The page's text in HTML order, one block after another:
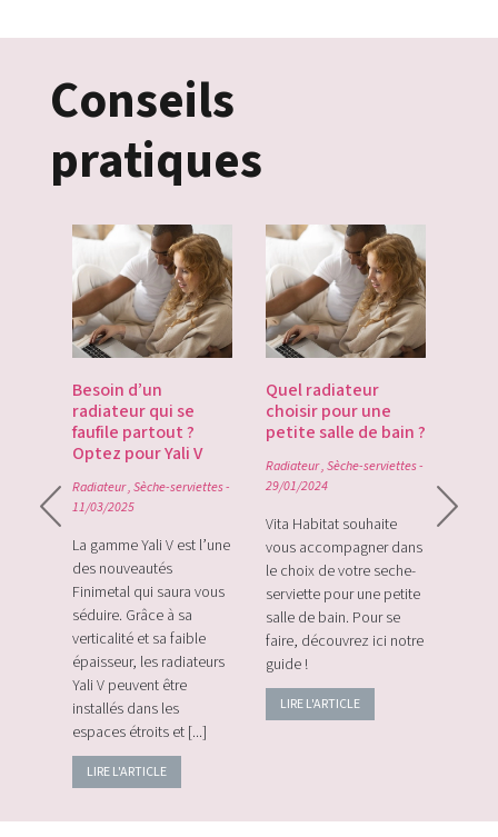
Conseils
pratiques
Besoin d’un
radiateur qui se
faufile partout ?
Optez pour Yali V
Radiateur,Sèche-serviettes-
11/03/2025
La gamme Yali V est l’une
des nouveautés
Finimetal qui saura vous
séduire. Grâce à sa
verticalité et sa faible
épaisseur, les radiateurs
Yali V peuvent être
installés dans les
espaces étroits et [...]
LIRE L'ARTICLE
Quel radiateur
choisir pour une
petite salle de bain ?
Radiateur,Sèche-serviettes-
29/01/2024
Vita Habitat souhaite
vous accompagner dans
le choix de votre seche-
serviette pour une petite
salle de bain. Pour se
faire, découvrez ici notre
guide !
LIRE L'ARTICLE